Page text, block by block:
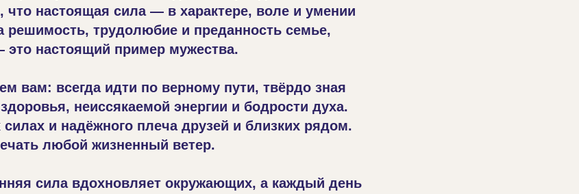
что настоящая сила — в характере, воле и умении
решимость, трудолюбие и преданность семье,
это настоящий пример мужества.
вам: всегда идти по верному пути, твёрдо зная
неиссякаемой энергии и бодрости духа.
силах и надёжного плеча друзей и близких рядом.
любой жизненный ветер.
сила вдохновляет окружающих, а каждый день